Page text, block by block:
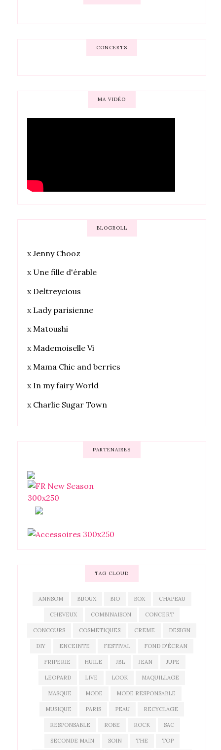
CONCERTS
MA VIDÉO
BLOGROLL
x Jenny Chooz
x Une fille d'érable
x Deltreycious
x Lady parisienne
xMatoushi
x Mademoiselle Vi
xMama Chic and berries
x In my fairy World
x Charlie Sugar Town
PARTENAIRES
TAG CLOUD
ANNSOM BIJOUX BIO BOX CHAPEAU
CHEVEUX COMBINAISON CONCERT
CONCOURS COSMETIQUES CREME DESIGN
DIY ENCEINTE FESTIVAL FOND D'ÉCRAN
FRIPERIE HUILE JBL JEAN JUPE
LEOPARD LIVE LOOK MAQUILLAGE
MASQUE MODE MODE RESPONSABLE
MUSIQUE PARIS PEAU RECYCLAGE
RESPONSABLE ROBE ROCK SAC
SECONDE MAIN SOIN THE TOP